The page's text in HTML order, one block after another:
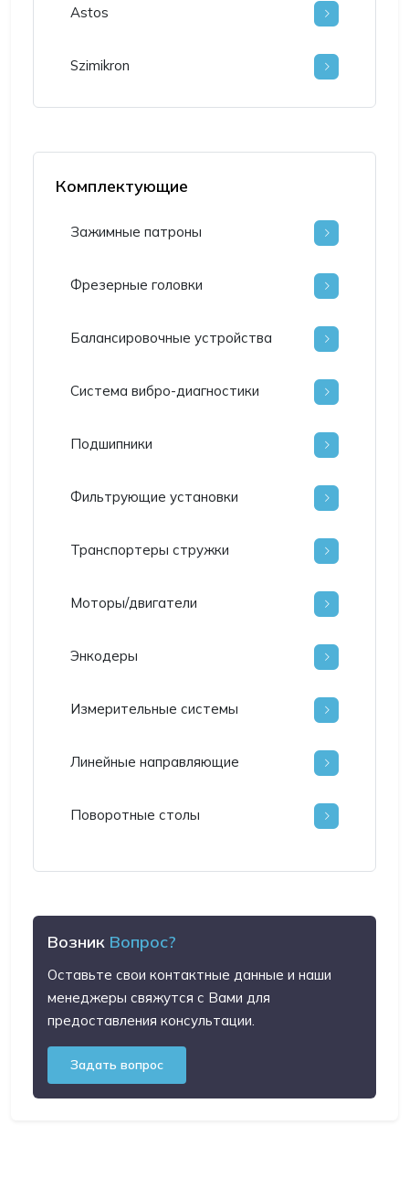
Astos
Szimikron
Комплектующие
Зажимные патроны
Фрезерные головки
Балансировочные устройства
Система вибро-диагностики
Подшипники
Фильтрующие установки
Транспортеры стружки
Моторы/двигатели
Энкодеры
Измерительные системы
Линейные направляющие
Поворотные столы
Возник Вопрос?
Оставьте свои контактные данные и наши
менеджеры свяжутся с Вами для
предоставления консультации.
Задать вопрос